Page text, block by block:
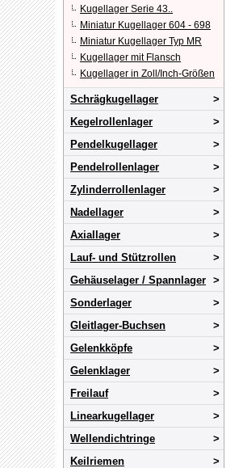
Kugellager Serie 43..
Miniatur Kugellager 604 - 698
Miniatur Kugellager Typ MR
Kugellager mit Flansch
Kugellager in Zoll/Inch-Größen
Schrägkugellager
Kegelrollenlager
Pendelkugellager
Pendelrollenlager
Zylinderrollenlager
Nadellager
Axiallager
Lauf- und Stützrollen
Gehäuselager / Spannlager
Sonderlager
Gleitlager-Buchsen
Gelenkköpfe
Gelenklager
Freilauf
Linearkugellager
Wellendichtringe
Keilriemen